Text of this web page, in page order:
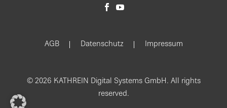
AGB Datenschutz Impressum
© 2026 KATHREIN Digital Systems GmbH. All rights
reserved.